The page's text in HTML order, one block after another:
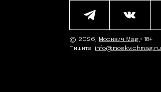
© 2026, Москвич Mag • 18+
Пишите: info@moskvichmag.ru